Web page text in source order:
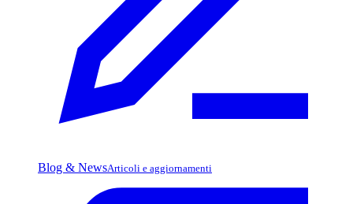
Blog & NewsArticoli e aggiornamenti